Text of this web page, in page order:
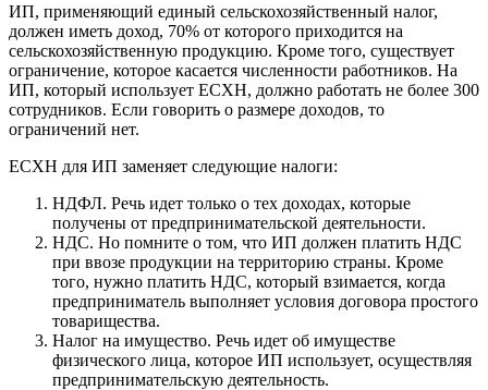
ИП, применяющий единый сельскохозяйственный налог,
должен иметь доход, 70% от которого приходится на
сельскохозяйственную продукцию. Кроме того, существует
ограничение, которое касается численности работников. На
ИП, который использует ЕСХН, должно работать не более 300
сотрудников. Если говорить о размере доходов, то
ограничений нет.
ЕСХН для ИП заменяет следующие налоги:
НДФЛ. Речь идет только о тех доходах, которые
получены от предпринимательской деятельности.
НДС. Но помните о том, что ИП должен платить НДС
при ввозе продукции на территорию страны. Кроме
того, нужно платить НДС, который взимается, когда
предприниматель выполняет условия договора простого
товарищества.
Налог на имущество. Речь идет об имуществе
физического лица, которое ИП использует, осуществляя
предпринимательскую деятельность.